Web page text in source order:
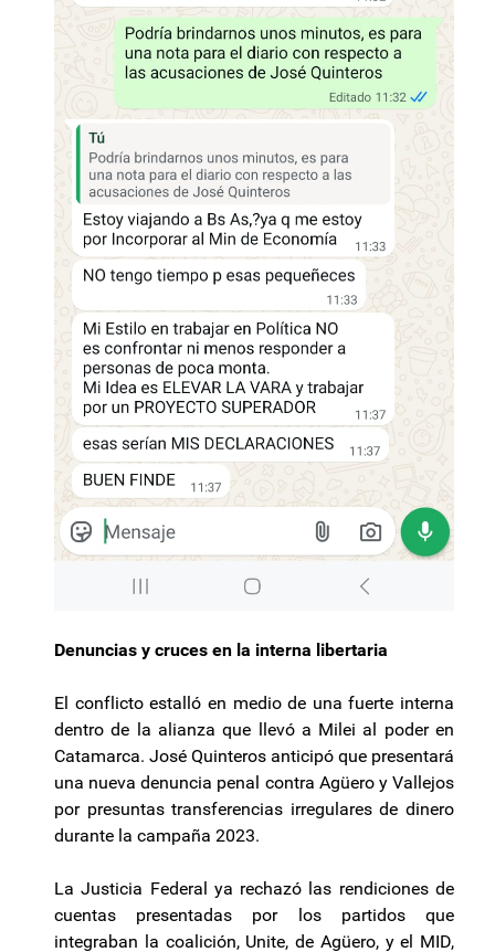
Denuncias y cruces en la interna libertaria
El conflicto estalló en medio de una fuerte interna
dentro de la alianza que llevó a Milei al poder en
Catamarca. José Quinteros anticipó que presentará
una nueva denuncia penal contra Agüero y Vallejos
por presuntas transferencias irregulares de dinero
durante la campaña 2023.
La Justicia Federal ya rechazó las rendiciones de
cuentas presentadas por los partidos que
integraban la coalición, Unite, de Agüero, y el MID,